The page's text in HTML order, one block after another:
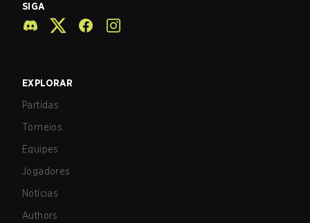
SIGA
EXPLORAR
Partidas
Torneios
Equipes
Jogadores
Notícias
Authors